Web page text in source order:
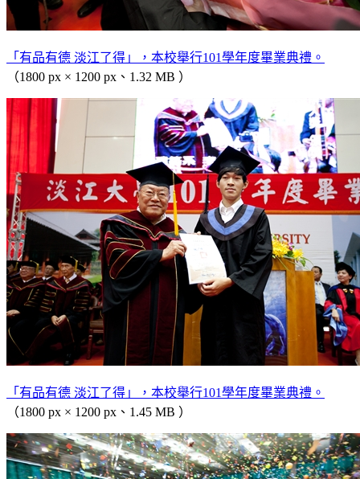
「有品有德 淡江了得」，本校舉行101學年度畢業典禮。
（1800 px × 1200 px、1.32 MB ）
「有品有德 淡江了得」，本校舉行101學年度畢業典禮。
（1800 px × 1200 px、1.45 MB ）